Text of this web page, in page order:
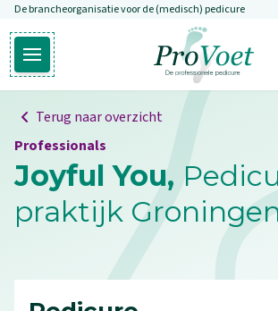
Overslaan en naar de inhoud gaan
De brancheorganisatie voor de (medisch) pedicure
Open hoofdmenu
Ga naar de
Terug naar overzicht
Professionals
Joyful You,
praktijk